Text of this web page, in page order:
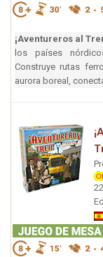
¡Aventureros al
los países
Construye rutas
aurora boreal,